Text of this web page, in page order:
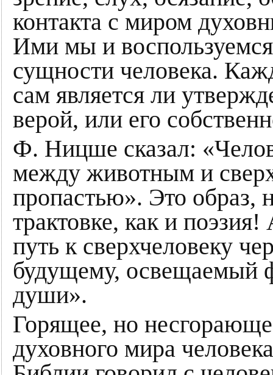
контакта с миром
Ими мы и
сущности человека.
сам является ли
верой, или его
Ф. Ницше сказал:
между животным и
пропастью». Это образ,
трактовке, как и
путь к сверхчеловеку
будущему, освещаемый
души».
Горящее, но
духовного мира